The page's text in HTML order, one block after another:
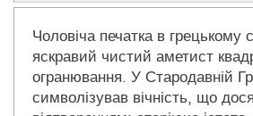
Чоловіча печатка в грецькому
яскравий чистий аметист
огранювання. У Стародавній
символізував вічність, що